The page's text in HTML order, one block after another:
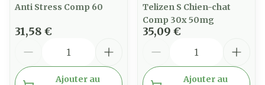
Anti Stress Comp 60
31,58 €
Ajouter au
Telizen S Chien-chat
Comp 30x 50mg
35,09 €
Ajouter au